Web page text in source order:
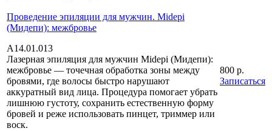
Проведение эпиляции для мужчин. Midepi
(Мидепи): межбровье
А14.01.013
Лазерная эпиляция для мужчин Midepi (Мидепи):
межбровье — точечная обработка зоны между
бровями, где волосы быстро нарушают
аккуратный вид лица. Процедура помогает убрать
лишнюю густоту, сохранить естественную форму
бровей и реже использовать пинцет, триммер или
воск.
800 р.
Записаться